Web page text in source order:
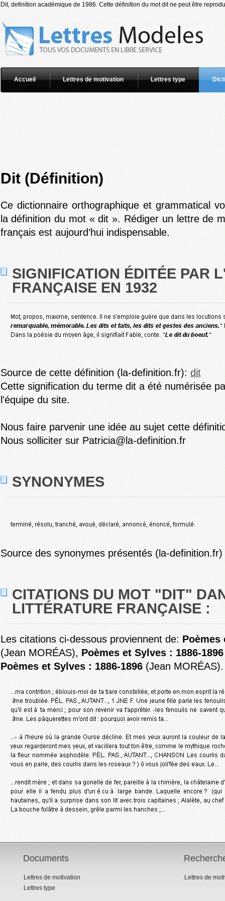
Dit, definition académique de 1986. Cette définition du mot dit ne peut être
Accueil Lettres de motivation Lettres type
Dit (Définition)
Ce dictionnaire orthographique et grammatical
la définition du mot « dit ». Rédiger un lettre de
français est aujourd’hui indispensable.
SIGNIFICATION ÉDITÉE PAR
FRANÇAISE EN 1932
Source de cette définition (la-definition.fr): dit
Cette signification du terme dit a été numérisée
l'équipe du site.
Nous faire parvenir une idée au sujet cette
Nous solliciter sur Patricia@la-definition.fr
SYNONYMES
Source des synonymes présentés (la-
CITATIONS DU MOT "DIT"
LITTÉRATURE FRANÇAISE :
Les citations ci-dessous proviennent de: Poèmes
(Jean MORÉAS), Poèmes et Sylves : 1886-1896
Poèmes et Sylves : 1886-1896(Jean MORÉAS).
Documents
Lettres de motivation
Lettres type
Lettres de